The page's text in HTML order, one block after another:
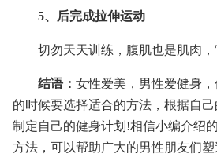
5、后完成拉伸运动
切勿天天训练，腹肌也是肌肉，
结语： 女性爱美，男性爱健身
的时候要选择适合的方法，根据自
制定自己的健身计划!相信小编介绍
方法，可以帮助广大的男性朋友们